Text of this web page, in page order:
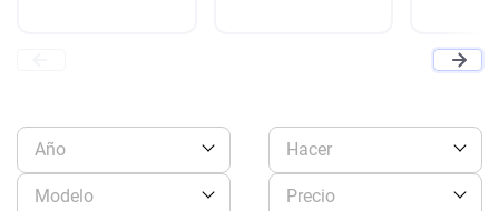
Año Hacer
Modelo Precio